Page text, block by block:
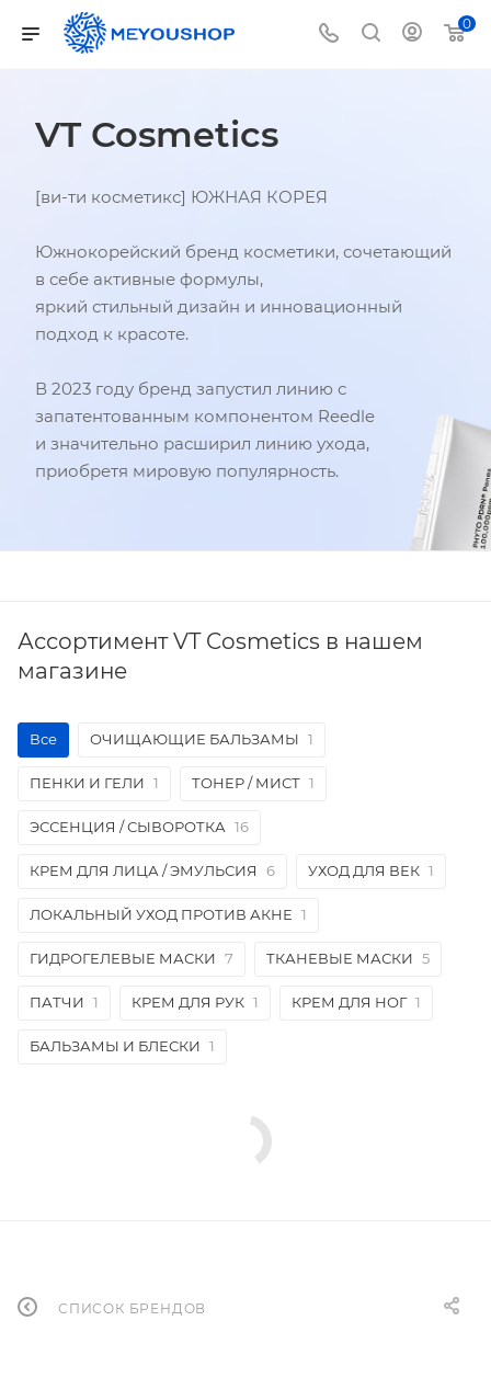
0
VT Cosmetics
[ви-ти косметикс] ЮЖНАЯ КОРЕЯ
Южнокорейский бренд косметики, сочетающий
в себе активные формулы,
яркий стильный дизайн и инновационный
подход к красоте.
В 2023 году бренд запустил линию с
запатентованным компонентом Reedle
и значительно расширил линию ухода,
приобретя мировую популярность.
Ассортимент VT Cosmetics в нашем
магазине
Все ОЧИЩАЮЩИЕ БАЛЬЗАМЫ 1
ПЕНКИ И ГЕЛИ 1 ТОНЕР / МИСТ 1
ЭССЕНЦИЯ / СЫВОРОТКА 16
КРЕМ ДЛЯ ЛИЦА / ЭМУЛЬСИЯ 6 УХОД ДЛЯ ВЕК 1
ЛОКАЛЬНЫЙ УХОД ПРОТИВ АКНЕ 1
ГИДРОГЕЛЕВЫЕ МАСКИ 7 ТКАНЕВЫЕ МАСКИ 5
ПАТЧИ 1 КРЕМ ДЛЯ РУК 1 КРЕМ ДЛЯ НОГ 1
БАЛЬЗАМЫ И БЛЕСКИ 1
СПИСОК БРЕНДОВ